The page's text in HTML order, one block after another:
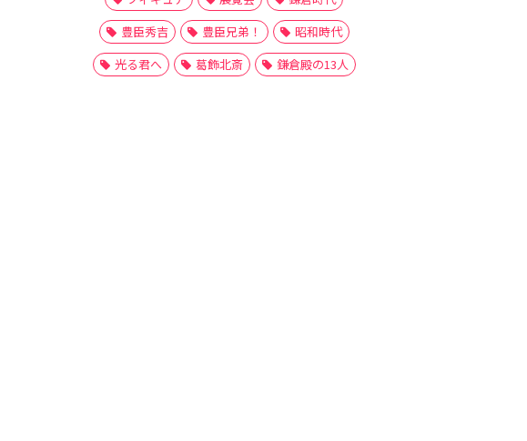
豊臣秀吉
豊臣兄弟！
昭和時代
光る君へ
葛飾北斎 鎌倉殿の13人